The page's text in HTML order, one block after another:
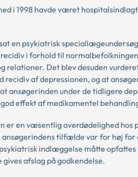
i 1998 havde været
en psykiatrisk
i forhold til
relationer. Det blev desuden
recidiv af depressionen, og at
ansøgerinden under de tidligere
effekt af medikamentel
er en væsentlig overdødelighed hos
ansøgerindens tilfælde var for høj
indlæggelse måtte opfattes
afslag på godkendelse.